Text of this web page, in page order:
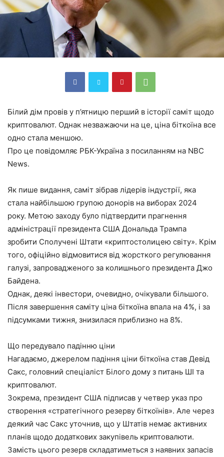
Білий дім провів у п’ятницю перший в історії саміт щодо
криптовалют. Однак незважаючи на це, ціна біткоїна все
одно стала меншою.
Про це повідомляє РБК-Україна з посиланням на NBC
News.
Як пише видання, саміт зібрав лідерів індустрії, яка
стала найбільшою групою донорів на виборах 2024
року. Метою заходу було підтвердити прагнення
адміністрації президента США Дональда Трампа
зробити Сполучені Штати «криптостолицею світу». Крім
того, офіційно відмовитися від жорсткого регулювання
галузі, запровадженого за колишнього президента Джо
Байдена.
Однак, деякі інвестори, очевидно, очікували більшого.
Після завершення саміту ціна біткоїна впала на 4%, і за
підсумками тижня, знизилася приблизно на 8%.
Що передувало падінню ціни
Нагадаємо, джерелом падіння ціни біткоїна став Девід
Сакс, головний спеціаліст Білого дому з питань ШІ та
криптовалют.
Зокрема, президент США підписав у четвер указ про
створення «стратегічного резерву біткоїнів». Але через
деякий час Сакс уточнив, що у Штатів немає активних
планів щодо додаткових закупівель криптовалюти.
Замість цього резерв складатиметься з наявних запасів